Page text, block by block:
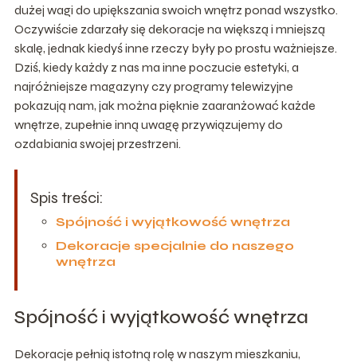
dużej wagi do upiększania swoich wnętrz ponad wszystko.
Oczywiście zdarzały się dekoracje na większą i mniejszą
skalę, jednak kiedyś inne rzeczy były po prostu ważniejsze.
Dziś, kiedy każdy z nas ma inne poczucie estetyki, a
najróżniejsze magazyny czy programy telewizyjne
pokazują nam, jak można pięknie zaaranżować każde
wnętrze, zupełnie inną uwagę przywiązujemy do
ozdabiania swojej przestrzeni.
Spis treści:
Spójność i wyjątkowość wnętrza
Dekoracje specjalnie do naszego
wnętrza
Spójność i wyjątkowość wnętrza
Dekoracje pełnią istotną rolę w naszym mieszkaniu,